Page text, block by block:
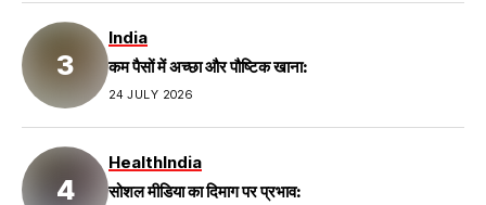
India
कम पैसों में अच्छा और पौष्टिक खाना:
24 JULY 2026
HealthIndia
सोशल मीडिया का दिमाग पर प्रभाव: